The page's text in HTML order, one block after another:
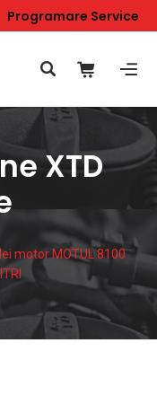
Programare Service
XTD
motor MOTUL 8100